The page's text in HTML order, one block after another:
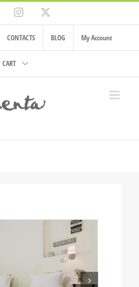
FacebookInstagram
CONTACTS BLOG My Account
CART